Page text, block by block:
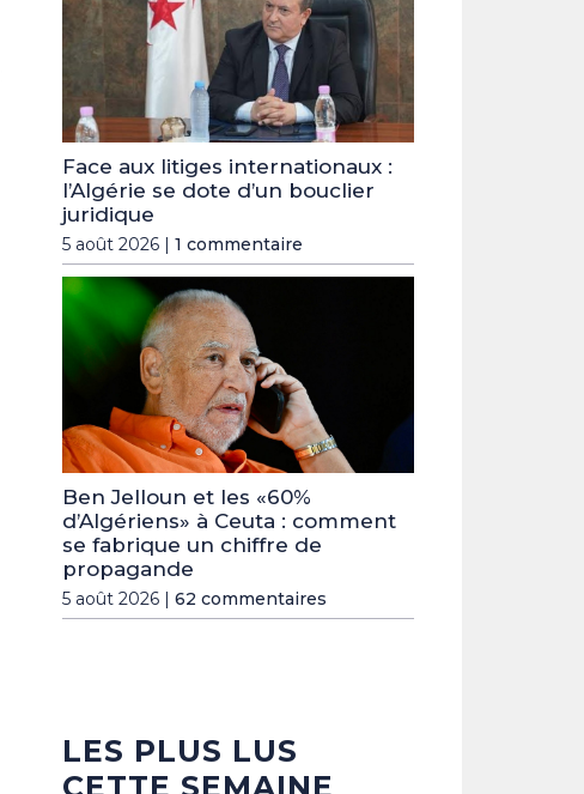
Face aux litiges internationaux :
l’Algérie se dote d’un bouclier
juridique
5 août 2026 | 1 commentaire
Ben Jelloun et les «60%
d’Algériens» à Ceuta : comment
se fabrique un chiffre de
propagande
5 août 2026 | 62 commentaires
LES PLUS LUS
CETTE SEMAINE